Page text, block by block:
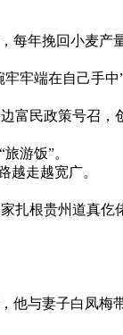
年挽回小麦产
牢端在自己手中
民政策号召，
游饭”。
走越宽广。
根贵州道真仡
与妻子白凤梅